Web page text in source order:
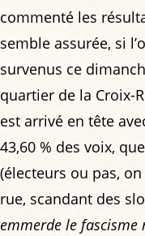
commenté les
semble assurée, si
survenus ce
quartier de la Croix-
est arrivé en tête
43,60 % des voix,
(électeurs ou pas,
rue, scandant des
emmerde le fascisme